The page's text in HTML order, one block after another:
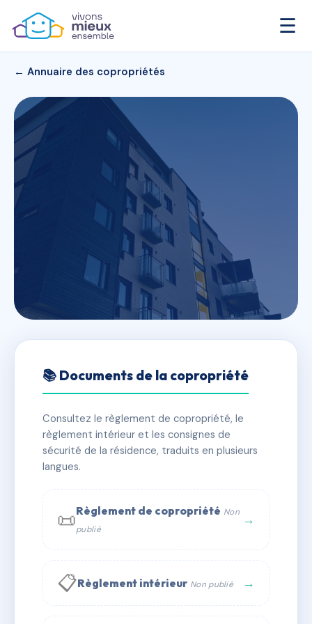
☰
← Annuaire des copropriétés
RCE 2 RUE DE LA SAU
✓ Immatriculée 🏠 11 lots 🏗 1 bâtiment(s)
📞 Contacter Syndic Digital
📚 Documents de la copropriété
Consultez le règlement de copropriété, le
règlement intérieur et les consignes de
sécurité de la résidence, traduits en plusieurs
langues.
📜Règlement de copropriété Non
publié
→
📋Règlement intérieur Non publié →